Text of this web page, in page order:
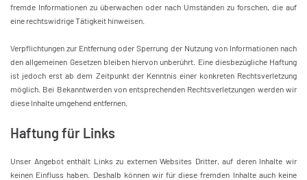
fremde Informationen zu überwachen oder nach Umständen zu forschen, die auf
eine rechtswidrige Tätigkeit hinweisen.
Verpflichtungen zur Entfernung oder Sperrung der Nutzung von Informationen nach
den allgemeinen Gesetzen bleiben hiervon unberührt. Eine diesbezügliche Haftung
ist jedoch erst ab dem Zeitpunkt der Kenntnis einer konkreten Rechtsverletzung
möglich. Bei Bekanntwerden von entsprechenden Rechtsverletzungen werden wir
diese Inhalte umgehend entfernen.
Haftung für Links
Unser Angebot enthält Links zu externen Websites Dritter, auf deren Inhalte wir
keinen Einfluss haben. Deshalb können wir für diese fremden Inhalte auch keine